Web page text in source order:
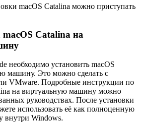
macOS Catalina можно приступать
Catalina на
необходимо установить macOS
машину. Это можно сделать с
VMware. Подробные инструкции по
на виртуальную машину можно
руководствах. После установки
использовать её как полноценную
внутри Windows.